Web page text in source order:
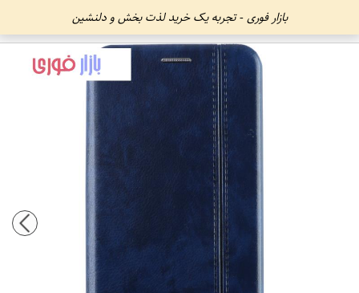
بازار فوری - تجربه یک خرید لذت بخش و دلنشین